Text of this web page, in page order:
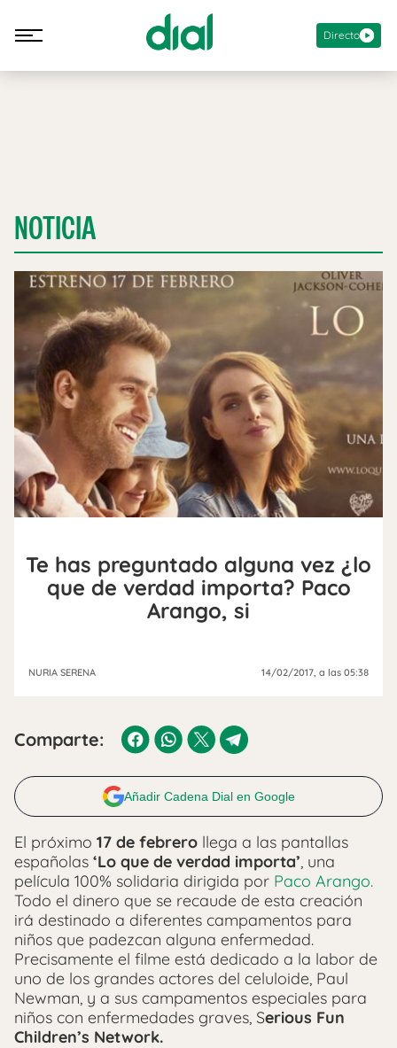
Directo
NOTICIA
Te has preguntado alguna vez ¿lo
que de verdad importa? Paco
Arango, si
NURIA SERENA 14/02/2017 , a las 05:38
Comparte:
Añadir Cadena Dial en Google
El próximo 17 de febrero llega a las pantallas
españolas ‘Lo que de verdad importa’, una
película 100% solidaria dirigida por Paco Arango.
Todo el dinero que se recaude de esta creación
irá destinado a diferentes campamentos para
niños que padezcan alguna enfermedad.
Precisamente el filme está dedicado a la labor de
uno de los grandes actores del celuloide, Paul
Newman, y a sus campamentos especiales para
niños con enfermedades graves, Serious Fun
Children’s Network.